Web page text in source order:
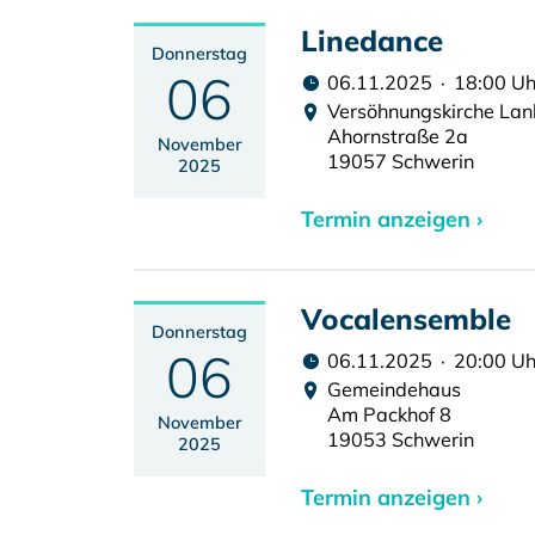
Donnerstag
06
November
2025
Linedance
06.11.2025 · 18:00
Versöhnungskirche
Ahornstraße 2a
19057 Schwerin
Termin anzeigen ›
Donnerstag
06
November
2025
Vocalensemble
06.11.2025 · 20:00
Gemeindehaus
Am Packhof 8
19053 Schwerin
Termin anzeigen ›